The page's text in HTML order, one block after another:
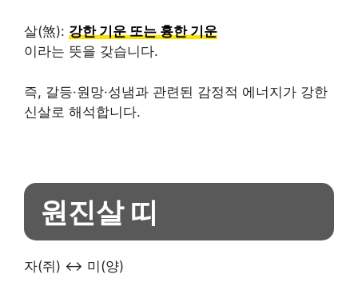
살(煞): 강한 기운 또는 흉한 기운
이라는 뜻을 갖습니다.
즉, 갈등·원망·성냄과 관련된 감정적 에너지가 강한
신살로 해석합니다.
원진살 띠
자(쥐) ↔ 미(양)